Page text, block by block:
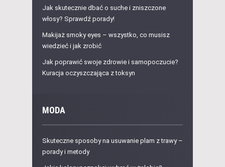
Jak skutecznie dbać o suche i zniszczone
włosy? Sprawdź porady!
Makijaż smoky eyes – wszystko, co musisz
wiedzieć i jak zrobić
Jak poprawić swoje zdrowie i samopoczucie?
Kuracja oczyszczająca z toksyn
MODA
Skuteczne sposoby na usuwanie plam z trawy –
porady i metody